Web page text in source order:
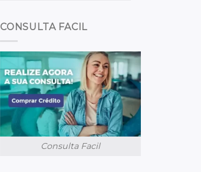
CONSULTA FACIL
Consulta Facil